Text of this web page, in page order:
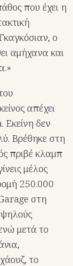
που έχει η
ο
αμήχανα και
απέχει
Εκείνη δεν
Βρέθηκε στη
πριβέ κλαμπ
μέλος
250.000
στη
μετά το
το